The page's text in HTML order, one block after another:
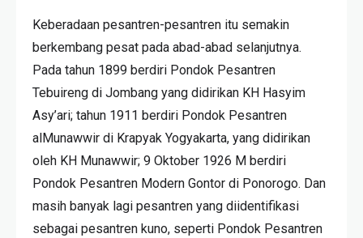
Keberadaan pesantren-pesantren itu semakin
berkembang pesat pada abad-abad selanjutnya.
Pada tahun 1899 berdiri Pondok Pesantren
Tebuireng di Jombang yang didirikan KH Hasyim
Asy’ari; tahun 1911 berdiri Pondok Pesantren
alMunawwir di Krapyak Yogyakarta, yang didirikan
oleh KH Munawwir; 9 Oktober 1926 M berdiri
Pondok Pesantren Modern Gontor di Ponorogo. Dan
masih banyak lagi pesantren yang diidentifikasi
sebagai pesantren kuno, seperti Pondok Pesantren